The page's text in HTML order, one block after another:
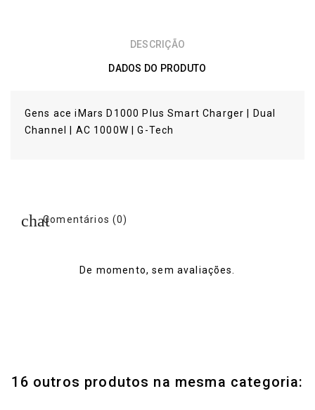
DESCRIÇÃO
DADOS DO PRODUTO
Gens ace iMars D1000 Plus Smart Charger | Dual
Channel | AC 1000W | G-Tech
Comentários (0)
De momento, sem avaliações.
16 outros produtos na mesma categoria: